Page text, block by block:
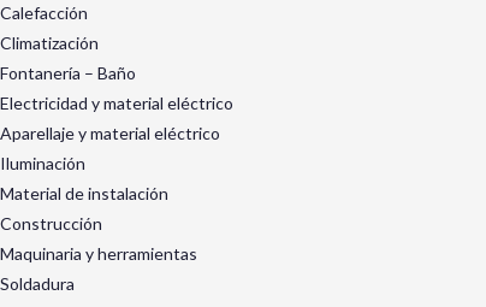
Calefacción
Climatización
Fontanería – Baño
Electricidad y material eléctrico
Aparellaje y material eléctrico
Iluminación
Material de instalación
Construcción
Maquinaria y herramientas
Soldadura